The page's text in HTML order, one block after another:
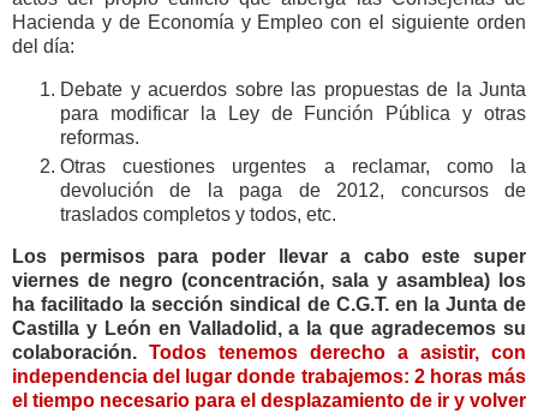
Hacienda y de Economía y Empleo con el siguiente orden
del día:
Debate y acuerdos sobre las propuestas de la Junta
para modificar la Ley de Función Pública y otras
reformas.
Otras cuestiones urgentes a reclamar, como la
devolución de la paga de 2012, concursos de
traslados completos y todos, etc.
Los permisos para poder llevar a cabo este super
viernes de negro (concentración, sala y asamblea) los
ha facilitado la sección sindical de C.G.T. en la Junta de
Castilla y León en Valladolid, a la que agradecemos su
colaboración. Todos tenemos derecho a asistir, con
independencia del lugar donde trabajemos: 2 horas más
el tiempo necesario para el desplazamiento de ir y volver